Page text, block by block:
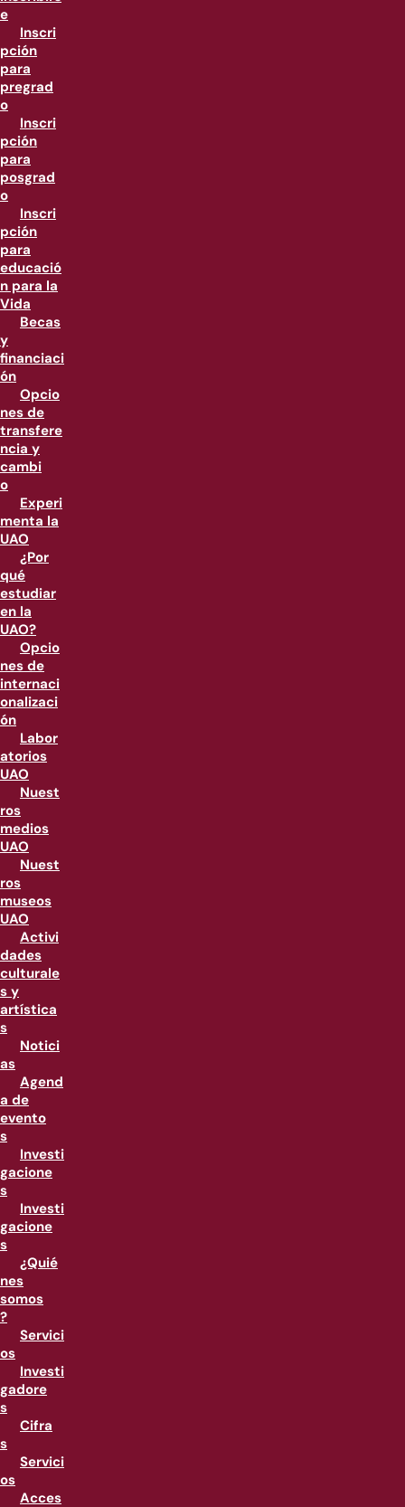
e
Inscri
pción
para
pregrad
o
Inscri
pción
para
posgrad
o
Inscri
pción
para
educació
n para la
Vida
Becas
y
financiaci
ón
Opcio
nes de
transfere
ncia y
cambi
o
Experi
menta la
UAO
¿Por
qué
estudiar
en la
UAO?
Opcio
nes de
internaci
onalizaci
ón
Labor
atorios
UAO
Nuest
ros
medios
UAO
Nuest
ros
museos
UAO
Activi
dades
culturale
s y
artística
s
Notici
as
Agend
a de
evento
s
Investi
gacione
s
Investi
gacione
s
¿Quié
nes
somos
?
Servici
os
Investi
gadore
s
Cifra
s
Servici
os
Acces